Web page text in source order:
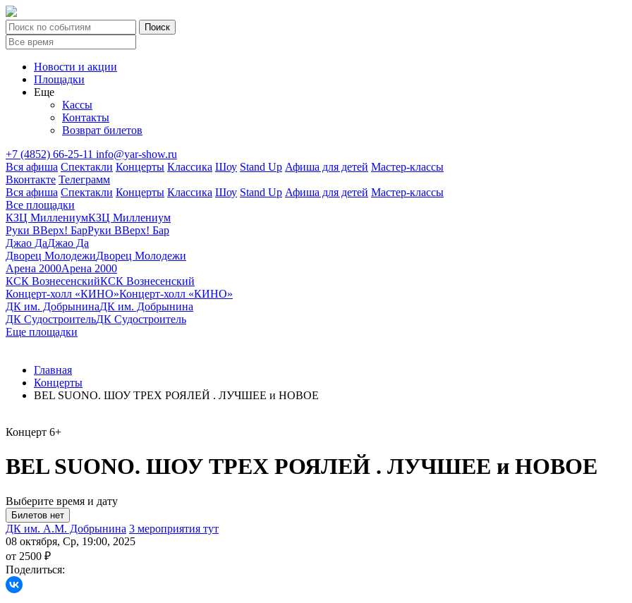
Новости и акции
Площадки
Еще
Кассы
Контакты
Возврат билетов
+7 (4852) 66-25-11 info@yar-show.ru
Вся афиша Спектакли Концерты Классика Шоу Stand Up Афиша для детей Мастер-классы
Вконтакте Телеграмм
Вся афиша Спектакли Концерты Классика Шоу Stand Up Афиша для детей Мастер-классы
Все площадки
КЗЦ МиллениумКЗЦ Миллениум
Руки ВВерх! БарРуки ВВерх! Бар
Джао ДаДжао Да
Дворец МолодежиДворец Молодежи
Арена 2000Арена 2000
КСК ВознесенскийКСК Вознесенский
Концерт-холл «КИНО»Концерт-холл «КИНО»
ДК им. ДобрынинаДК им. Добрынина
ДК СудостроительДК Судостроитель
Еще площадки
Главная
Концерты
BEL SUONO. ШОУ ТРЕХ РОЯЛЕЙ . ЛУЧШЕЕ и НОВОЕ
Концерт 6+
BEL SUONO. ШОУ ТРЕХ РОЯЛЕЙ . ЛУЧШЕЕ и НОВОЕ
Выберите время и дату
ДК им. А.М. Добрынина 3 мероприятия тут
08 октября, Ср, 19:00, 2025
от 2500 ₽
Поделиться: